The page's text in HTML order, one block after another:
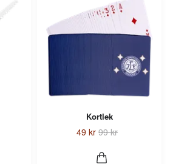
Kortlek
49 kr 99 kr